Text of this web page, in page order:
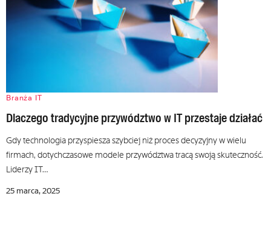
Branża IT
Dlaczego tradycyjne przywództwo w IT przestaje działać
Gdy technologia przyspiesza szybciej niż proces decyzyjny w wielu
firmach, dotychczasowe modele przywództwa tracą swoją skuteczność.
Liderzy IT…
25 marca, 2025